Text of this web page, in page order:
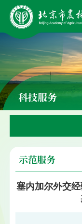
科技服务
示范服务
塞内加尔外交